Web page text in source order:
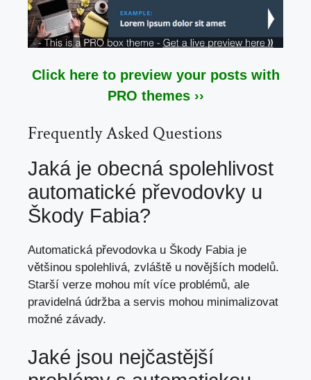
Click here to preview your posts with
PRO themes ››
Frequently Asked Questions
Jaká je obecná spolehlivost
automatické převodovky u
Škody Fabia?
Automatická převodovka u Škody Fabia je
většinou spolehlivá, zvláště u novějších modelů.
Starší verze mohou mít více problémů, ale
pravidelná údržba a servis mohou minimalizovat
možné závady.
Jaké jsou nejčastější